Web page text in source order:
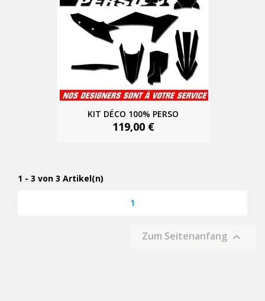
KIT DÉCO 100% PERSO
119,00 €
1 - 3 von 3 Artikel(n)
1
Zum Seitenanfang 